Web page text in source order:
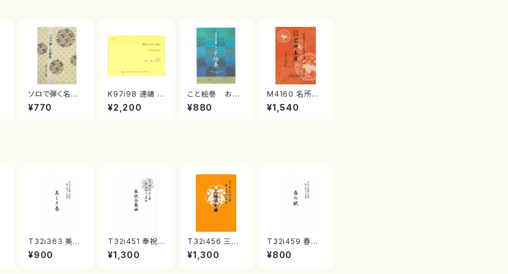
ソロで弾く名曲
集 クリスマス・
イブ／恋人がサ
¥770
K97i98 連禱 :
2台ピアノのため
の（2 Pianos /
¥2,200
こと絵巻 お江
戸日本橋
¥880
M4160 名所土
産《箏曲楽譜》
（箏/宮城喜代
¥1,540
T32i363 美し
き春（尺八/久本
玄智/楽譜）都山
¥900
T32i451 奉祝
合奏曲（尺八/久
本玄智/楽譜）都
¥1,300
T32i456 三絃
協奏曲（尺八/中
能島欣一/楽譜）
¥1,300
T32i459 春の
賦（尺八/宮城道
雄/楽譜）都山流
¥800